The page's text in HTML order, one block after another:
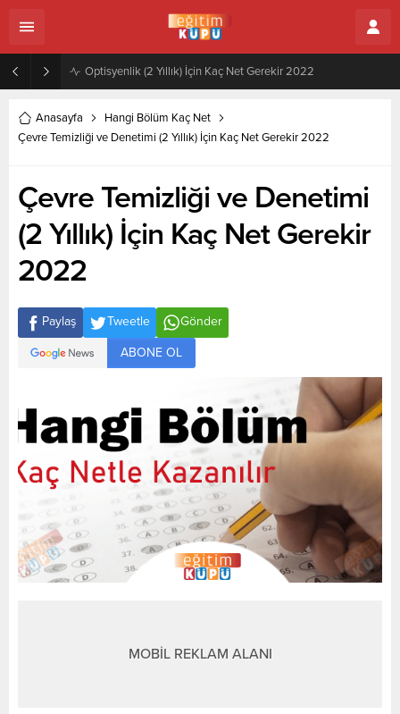
Anasayfa
Hangi Bölüm Kaç Net
Çevre Temizliği ve Denetimi (2 Yıllık) İçin Kaç Net Gerekir 2022
Çevre Temizliği ve Denetimi
(2 Yıllık) İçin Kaç Net Gerekir
2022
Paylaş Tweetle Gönder
ABONE OL
MOBİL REKLAM ALANI